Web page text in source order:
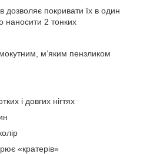
дозволяє покривати їх в один
2 тонких
м’яким пензликом
і довгих нігтях
«кратерів»